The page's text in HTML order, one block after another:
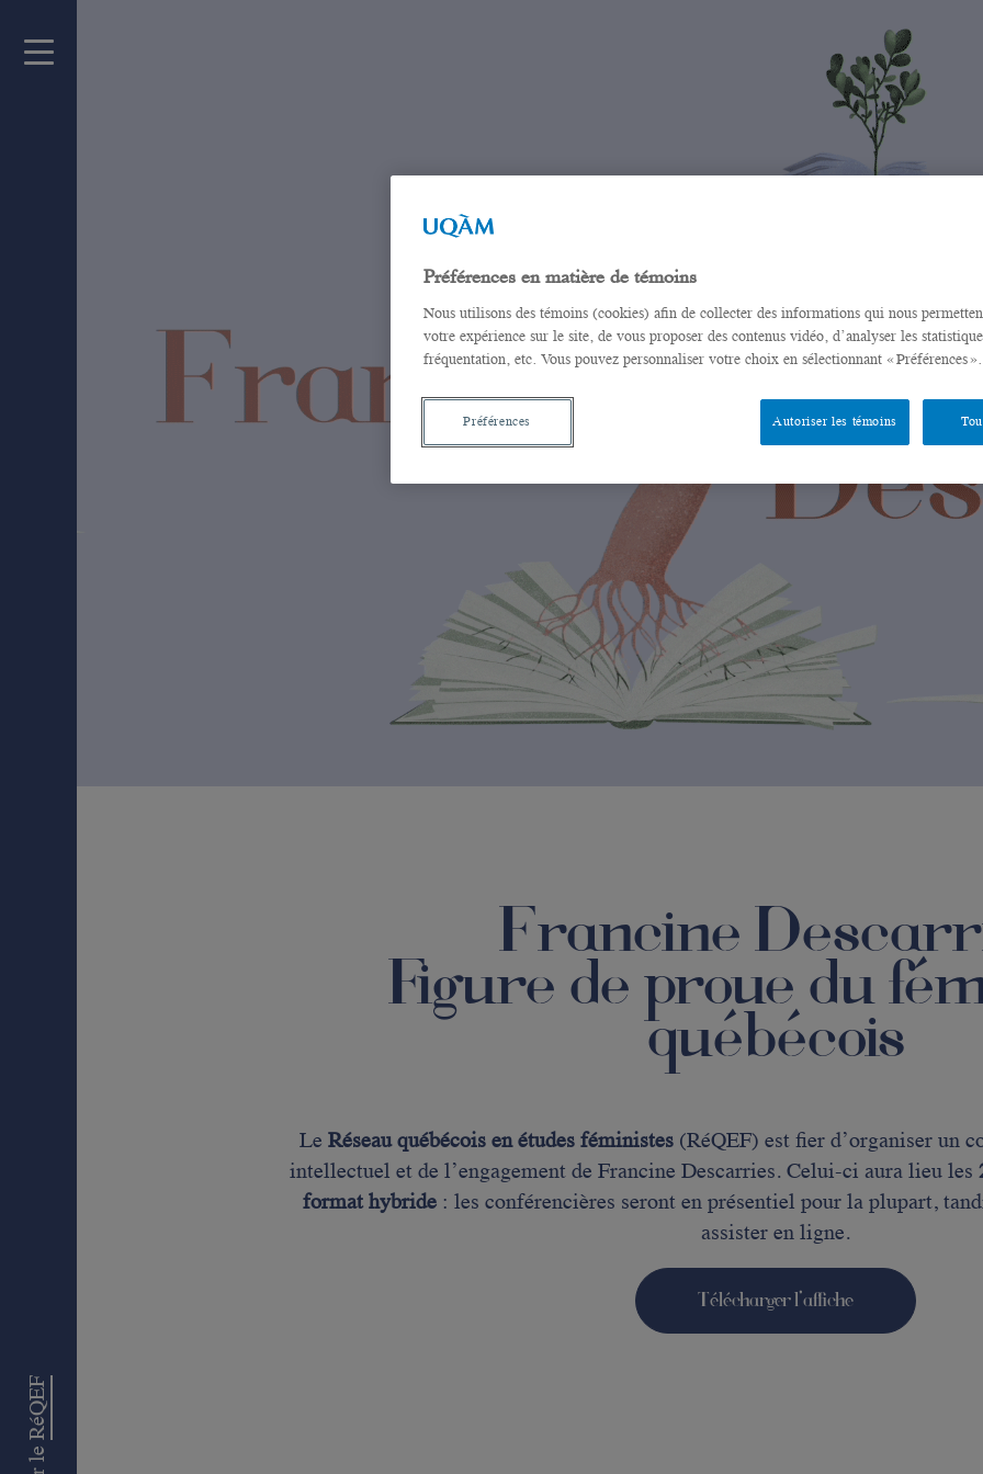
RéQEF
Francine
Figure de proue du
québécois
Le Réseau québécois en études féministes (RéQEF) est fier d’organiser un
intellectuel et de l’engagement de Francine Descarries. Celui-ci aura lieu les
format hybride : les conférencières seront en présentiel pour la plupart,
assister en ligne.
Télécharger l’affiche
Préférences en matière de témoins
Nous utilisons des témoins (cookies) afin de collecter des informations qui nous
votre expérience sur le site, de vous proposer des contenus vidéo, d’analyser les
fréquentation, etc. Vous pouvez personnaliser votre choix en sélectionnant « Préférences ».
Autoriser les témoins
Préférences